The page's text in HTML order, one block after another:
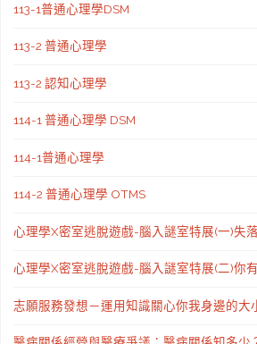
113-1普通心理學DSM
113-2 普通心理學
113-2 認知心理學
114-1 普通心理學 DSM
114-1普通心理學
114-2 普通心理學 OTMS
心理學X密室逃脫遊戲-腦入謎室特展(一)失
心理學X密室逃脫遊戲-腦入謎室特展(二)你
志願服務發想－運用知識關心你我身邊的大